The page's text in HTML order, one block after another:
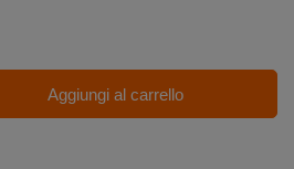
Aggiungi al carrello